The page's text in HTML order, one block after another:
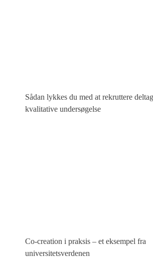
Sådan lykkes du med at rekruttere
kvalitative undersøgelse
Co-creation i praksis – et eksempel fra
universitetsverdenen